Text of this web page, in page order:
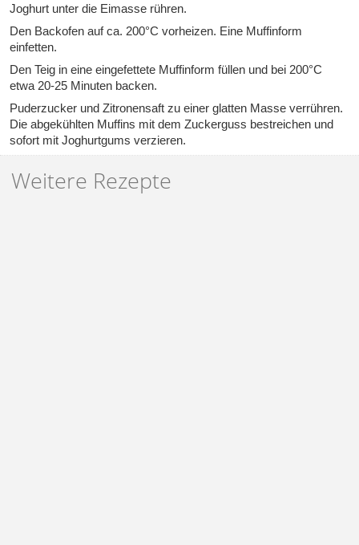
Joghurt unter die Eimasse rühren.
Den Backofen auf ca. 200°C vorheizen. Eine Muffinform
einfetten.
Den Teig in eine eingefettete Muffinform füllen und bei 200°C
etwa 20-25 Minuten backen.
Puderzucker und Zitronensaft zu einer glatten Masse verrühren.
Die abgekühlten Muffins mit dem Zuckerguss bestreichen und
sofort mit Joghurtgums verzieren.
Weitere Rezepte